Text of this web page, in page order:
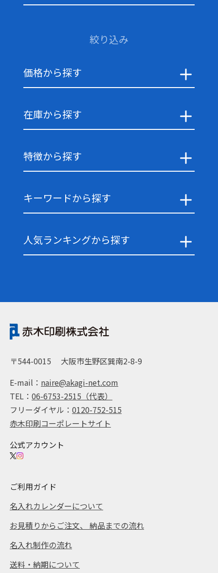
絞り込み
価格から探す
在庫から探す
特徴から探す
キーワードから探す
人気ランキングから探す
〒544-0015
大阪市生野区巽南2-8-9
E-mail： naire@akagi-net.com
TEL： 06-6753-2515（代表）
フリーダイヤル： 0120-752-515
赤木印刷コーポレートサイト
公式アカウント
ご利用ガイド
名入れカレンダーについて
お見積りからご注文、 納品までの流れ
名入れ制作の流れ
送料・納期について